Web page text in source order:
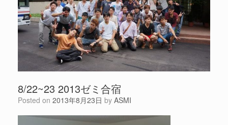
8/22~23 2013ゼミ合宿
Posted on 2013年8月23日 by ASMI